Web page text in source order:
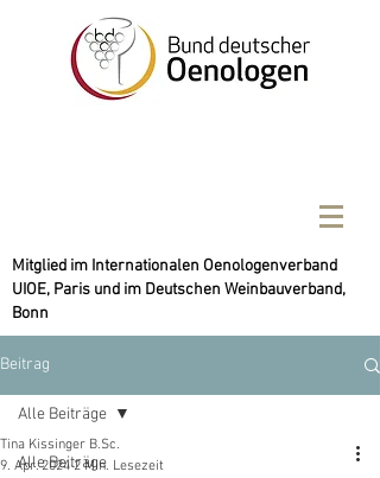
Mitglied im Internationalen Oenologenverband
UIOE, Paris und im Deutschen Weinbauverband,
Bonn
Beitrag
Alle Beiträge
Alle Beiträge
Tina Kissinger B.Sc.
9. Apr. 2024 2 Min. Lesezeit